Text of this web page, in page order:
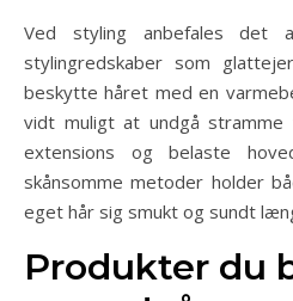
Ved styling anbefales det
stylingredskaber som
beskytte håret med en
vidt muligt at undgå
extensions og belaste
skånsomme metoder holder
eget hår sig smukt og sundt
Produkter du